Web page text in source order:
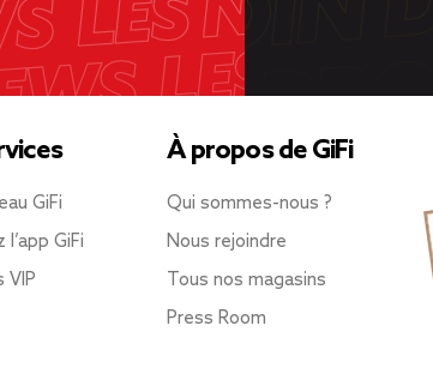
GiFi
GiFi
VIP
À propos de GiFi
Qui sommes-nous ?
Nous rejoindre
Tous nos magasins
Press Room